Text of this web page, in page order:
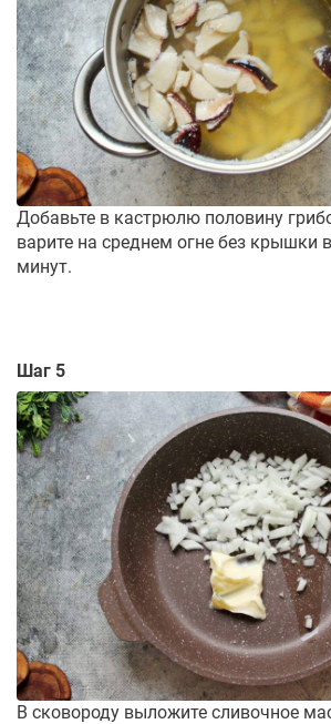
Добавьте в кастрюлю половину
варите на среднем огне без крышки
минут.
Шаг 5
В сковороду выложите сливочное